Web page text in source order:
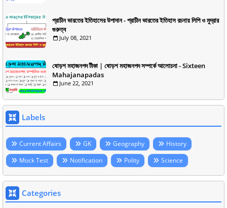
প্রাচীন ভারতের ইতিহাসের উপাদান - প্রাচীন ভারতের ইতিহাস রচনায় লিপি ও মুদ্রার
গুরুত্ব
July 08, 2021
ষোড়শ মহাজনপদ টীকা | ষোড়শ মহাজনপদ সম্পর্কে আলোচনা - Sixteen
Mahajanapadas
June 22, 2021
Labels
Current Affairs GK Geography
History
Mock Test
Notification Polity Science
Categories